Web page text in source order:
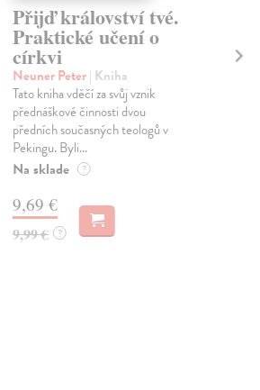
Přijď království tvé.
Praktické učení o
církvi
Neuner Peter| Kniha
Tato kniha vděčí za svůj vznik
přednáškové činnosti dvou
předních současných teologů v
Pekingu. Byli...
Na sklade ?
9,69 €
9,99 € ?